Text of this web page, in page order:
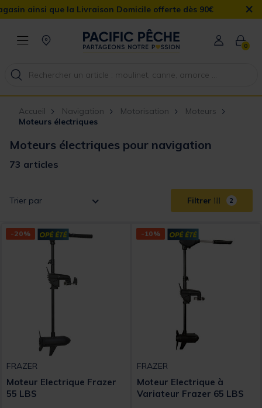
Domicile offerte dès 90€ ×
0
Accueil Navigation Motorisation
Moteurs
Moteurs électriques
Moteurs électriques pour navigation
73 articles
Trier par Filtrer 2
-20%
FRAZER
Moteur Electrique Frazer
55 LBS
-10%
FRAZER
Moteur Electrique à
Variateur Frazer 65 LBS